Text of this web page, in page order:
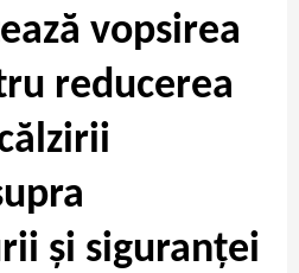
vopsirea
reducerea
și siguranței